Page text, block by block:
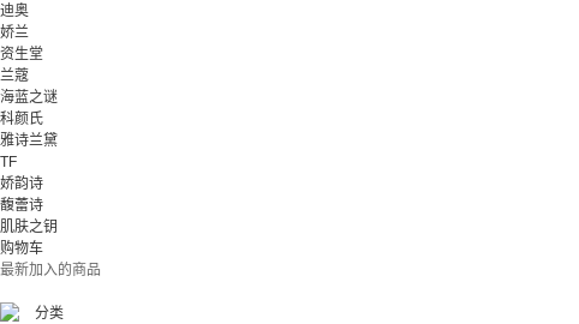
迪奥
娇兰
资生堂
兰蔻
海蓝之谜
科颜氏
雅诗兰黛
TF
娇韵诗
馥蕾诗
肌肤之钥
购物车
最新加入的商品
分类